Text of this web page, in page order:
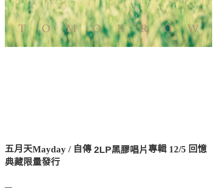
五月天Mayday / 自傳 2LP黑膠唱片專輯 12/5 回憶
典藏限量發行